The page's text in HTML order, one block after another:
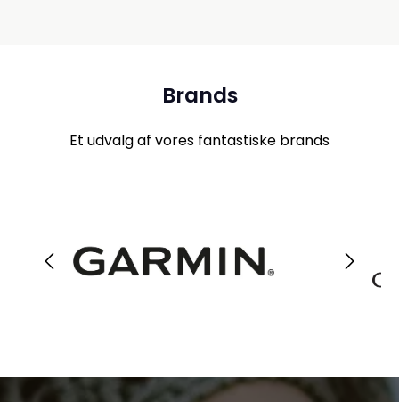
Brands
Et udvalg af vores fantastiske brands